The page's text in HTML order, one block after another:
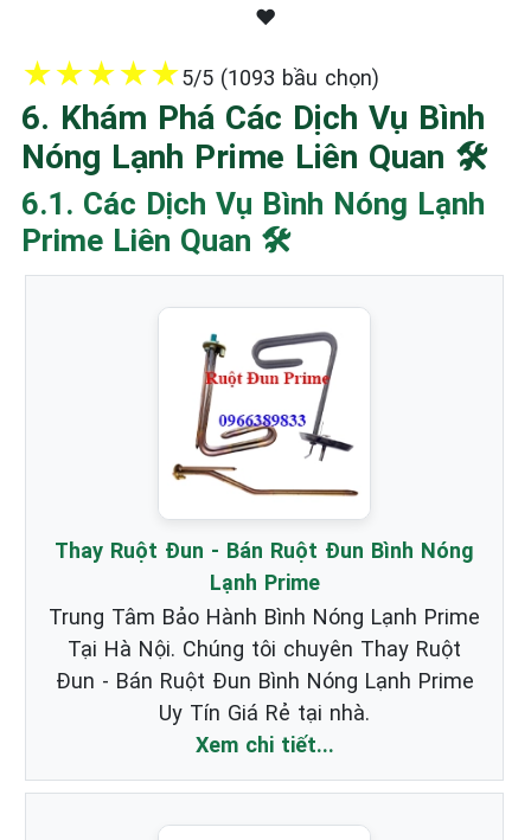
❤️
★★★★★5/5 (1093 bầu chọn)
6. Khám Phá Các Dịch Vụ Bình
Nóng Lạnh Prime Liên Quan 🛠️
6.1. Các Dịch Vụ Bình Nóng Lạnh
Prime Liên Quan 🛠️
Thay Ruột Đun - Bán Ruột Đun Bình Nóng
Lạnh Prime
Trung Tâm Bảo Hành Bình Nóng Lạnh Prime
Tại Hà Nội. Chúng tôi chuyên Thay Ruột
Đun - Bán Ruột Đun Bình Nóng Lạnh Prime
Uy Tín Giá Rẻ tại nhà.
Xem chi tiết...